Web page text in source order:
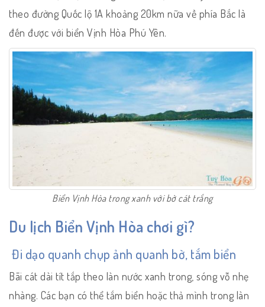
theo đường Quốc lộ 1A khoảng 20km nữa về phía Bắc là
đến được với biển Vịnh Hòa Phú Yên.
Biển Vịnh Hòa trong xanh với bờ cát trắng
Du lịch Biển Vịnh Hòa chơi gì?
Đi dạo quanh chụp ảnh quanh bờ, tắm biển
Bãi cát dài tít tắp theo làn nước xanh trong, sóng vỗ nhẹ
nhàng. Các bạn có thể tắm biển hoặc thả mình trong làn